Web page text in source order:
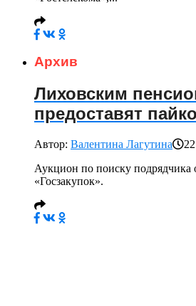
Архив
Лиховским
предоставят
Автор: Валентина Лагутина
Аукцион по поиску подрядчика
«Госзакупок».